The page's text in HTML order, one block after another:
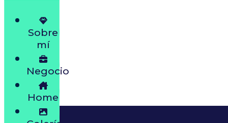
Sobre
mí
Negocio
Home